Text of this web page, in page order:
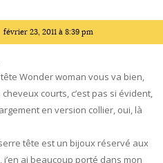
février 23, 2011 à 8:39 pm
Wonder woman vous va bien,
courts, c’est pas si évident,
en version collier, oui, là
tête est un bijoux réservé aux
ai beaucoup porté dans mon